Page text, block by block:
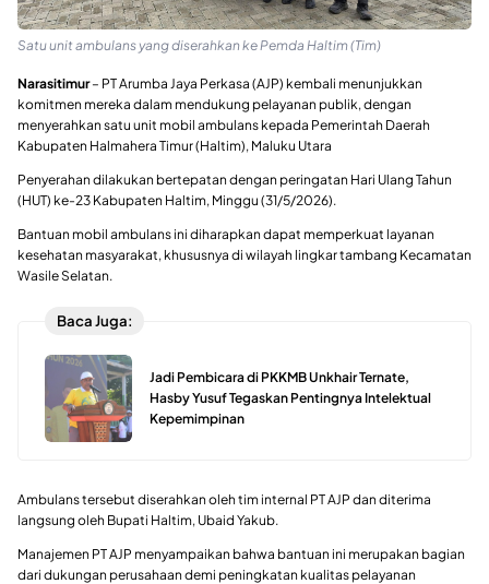
Satu unit ambulans yang diserahkan ke Pemda Haltim (Tim)
Narasitimur– PT Arumba Jaya Perkasa (AJP) kembali menunjukkan
komitmen mereka dalam mendukung pelayanan publik, dengan
menyerahkan satu unit mobil ambulans kepada Pemerintah Daerah
Kabupaten Halmahera Timur (Haltim), Maluku Utara
Penyerahan dilakukan bertepatan dengan peringatan Hari Ulang Tahun
(HUT) ke-23 Kabupaten Haltim, Minggu (31/5/2026).
Bantuan mobil ambulans ini diharapkan dapat memperkuat layanan
kesehatan masyarakat, khususnya di wilayah lingkar tambang Kecamatan
Wasile Selatan.
Baca Juga:
Jadi Pembicara di PKKMB Unkhair Ternate,
Hasby Yusuf Tegaskan Pentingnya Intelektual
Kepemimpinan
Ambulans tersebut diserahkan oleh tim internal PT AJP dan diterima
langsung oleh Bupati Haltim, Ubaid Yakub.
Manajemen PT AJP menyampaikan bahwa bantuan ini merupakan bagian
dari dukungan perusahaan demi peningkatan kualitas pelayanan